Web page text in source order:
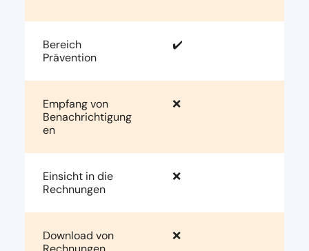
Bereich
Prävention
✔️
Empfang von
Benachrichtigung
en
❌
Einsicht in die
Rechnungen
❌
Download von
❌